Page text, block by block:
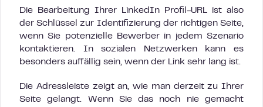
Die Bearbeitung Ihrer LinkedIn Profil-URL ist also
der Schlüssel zur Identifizierung der richtigen Seite,
wenn Sie potenzielle Bewerber in jedem Szenario
kontaktieren. In sozialen Netzwerken kann es
besonders auffällig sein, wenn der Link sehr lang ist.
Die Adressleiste zeigt an, wie man derzeit zu Ihrer
Seite gelangt. Wenn Sie das noch nie gemacht